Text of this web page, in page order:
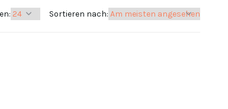
anlegen
Sortieren nach: